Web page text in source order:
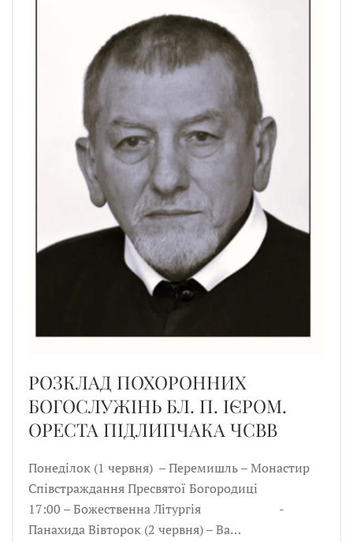
РОЗКЛАД ПОХОРОННИХ
БОГОСЛУЖІНЬ БЛ. П. ІЄРОМ.
ОРЕСТА ПІДЛИПЧАКА ЧСВВ
Понеділок (1 червня) – Перемишль – Монастир
Співстраждання Пресвятої Богородиці
17:00 – Божественна Літургія -
Панахида Вівторок (2 червня) – Ва…